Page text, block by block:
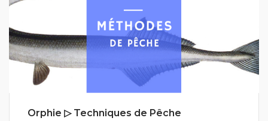
Orphie ▷ Techniques de Pêche